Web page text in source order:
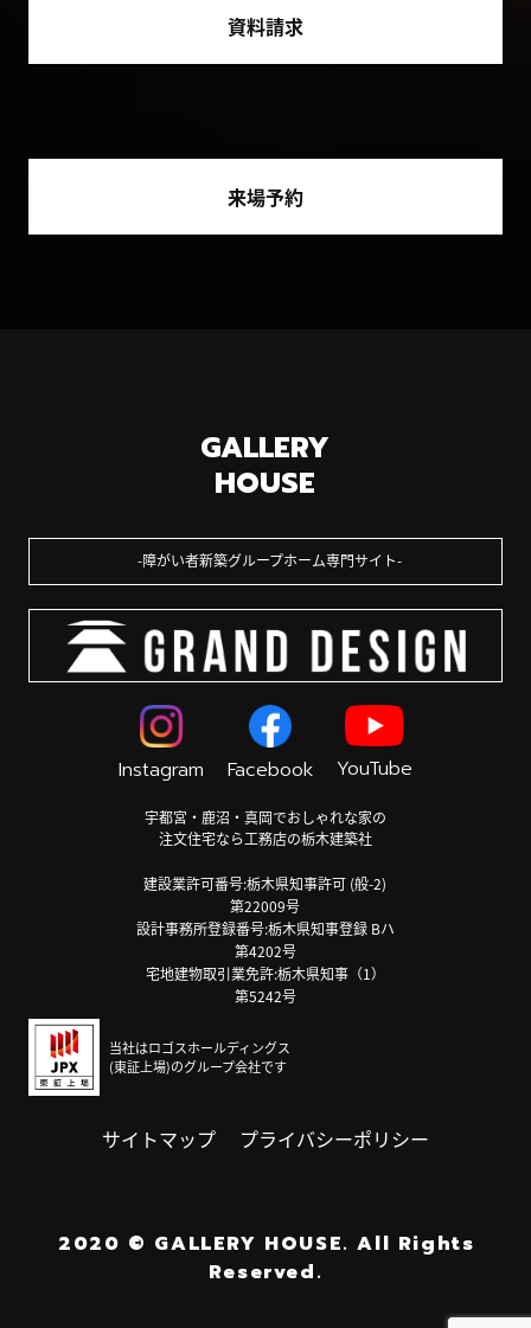
資料請求
来場予約
GALLERY
HOUSE
障がい者新築グループホーム専門サイト
Instagram Facebook YouTube
宇都宮・鹿沼・真岡でおしゃれな家の
注文住宅なら工務店の栃木建築社
建設業許可番号:栃木県知事許可 (般-2)
第22009号
設計事務所登録番号:栃木県知事登録 Bハ
第4202号
宅地建物取引業免許:栃木県知事（1）
第5242号
当社はロゴスホールディングス
(東証上場)のグループ会社です
サイトマップ プライバシーポリシー
2020 © GALLERY HOUSE. All Rights
Reserved.